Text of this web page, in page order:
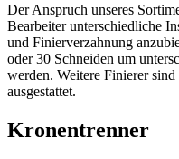
Der Anspruch unseres
Bearbeiter unterschiedliche
und Finierverzahnung
oder 30 Schneiden um
werden. Weitere Finierer
ausgestattet.
Kronentrenner